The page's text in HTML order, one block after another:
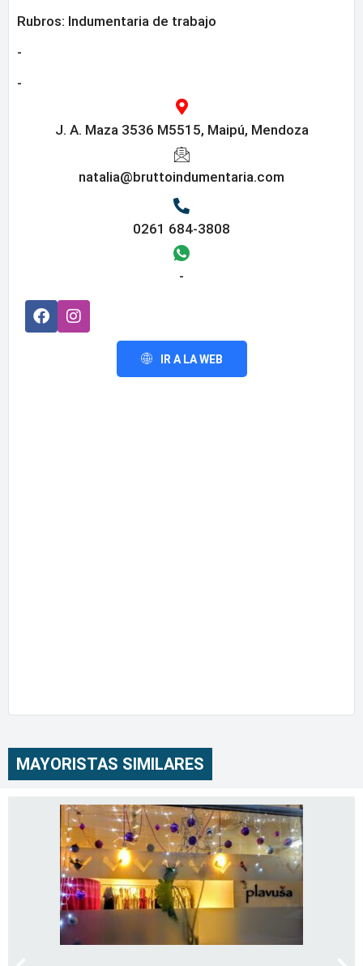
Rubros: Indumentaria de trabajo
-
-
J. A. Maza 3536 M5515, Maipú, Mendoza
natalia@bruttoindumentaria.com
0261 684-3808
-
IR A LA WEB
MAYORISTAS SIMILARES